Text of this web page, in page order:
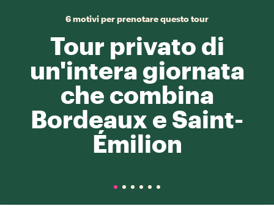
6 motivi per prenotare questo tour
Tour privato di
un'intera giornata
che combina
Bordeaux e Saint-
Émilion